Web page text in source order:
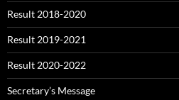
Result 2018-2020
Result 2019-2021
Result 2020-2022
Secretary’s Message